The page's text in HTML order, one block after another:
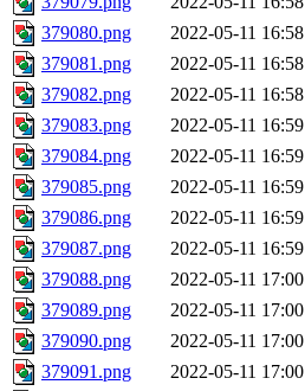
379080.png
2022-05-11 16:58
379081.png
2022-05-11 16:58
379082.png
2022-05-11 16:58
379083.png
2022-05-11 16:59
379084.png
2022-05-11 16:59
379085.png
2022-05-11 16:59
379086.png
2022-05-11 16:59
379087.png
2022-05-11 16:59
379088.png
2022-05-11 17:00
379089.png
2022-05-11 17:00
379090.png
2022-05-11 17:00
379091.png
2022-05-11 17:00